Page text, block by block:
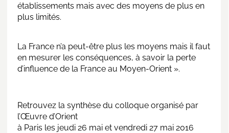
établissements mais avec des moyens de plus en
plus limités.
La France n’a peut-être plus les moyens mais il faut
en mesurer les conséquences, à savoir la perte
d’influence de la France au Moyen-Orient ».
Retrouvez la synthèse du colloque organisé par
l’Œuvre d’Orient
à Paris les jeudi 26 mai et vendredi 27 mai 2016